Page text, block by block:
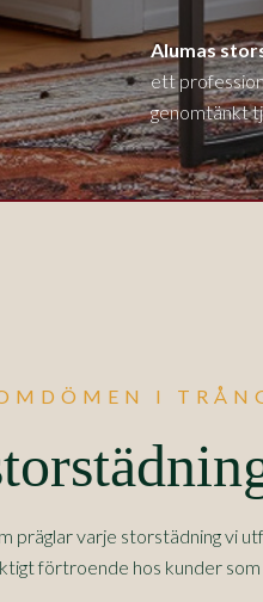
Alumas
ett
genomtänkt
I
präglar varje storstädning vi
förtroende hos kunder